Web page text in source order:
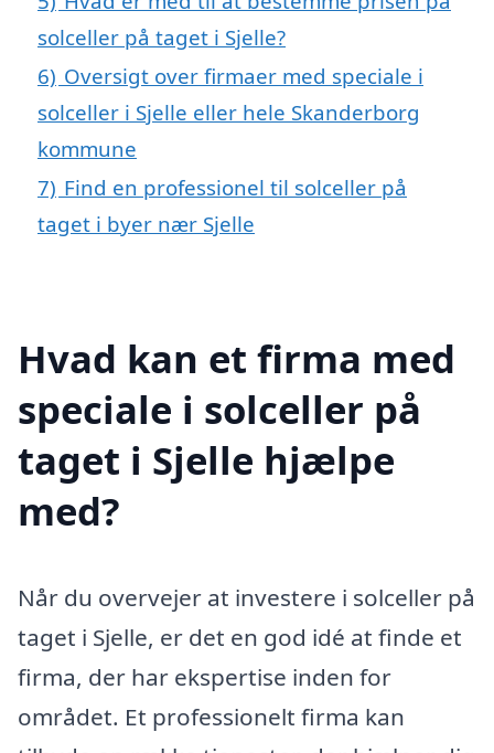
solceller på taget i Sjelle?
6) Oversigt over firmaer med speciale i
solceller i Sjelle eller hele Skanderborg
kommune
7) Find en professionel til solceller på
taget i byer nær Sjelle
Hvad kan et firma med
speciale i solceller på
taget i Sjelle hjælpe
med?
Når du overvejer at investere i solceller på
taget i Sjelle, er det en god idé at finde et
firma, der har ekspertise inden for
området. Et professionelt firma kan